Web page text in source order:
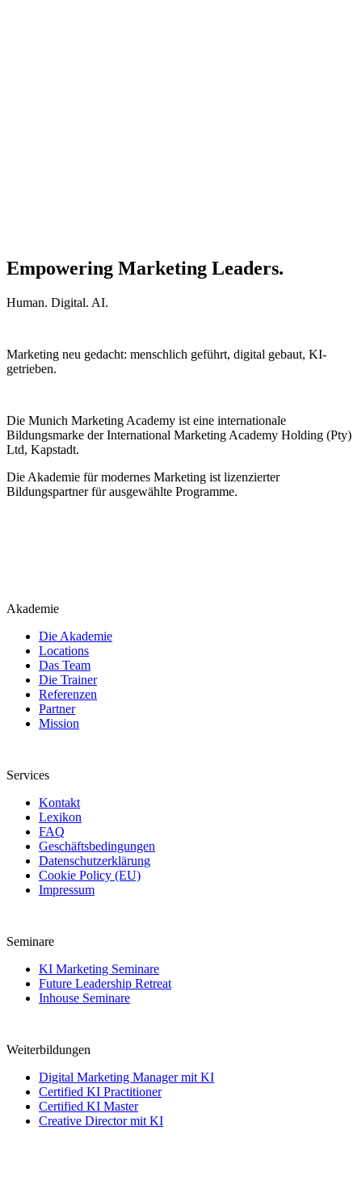
Empowering Marketing Leaders.
Human. Digital. AI.
Marketing neu gedacht: menschlich geführt, digital gebaut, KI-
getrieben.
Die Munich Marketing Academy ist eine internationale
Bildungsmarke der International Marketing Academy Holding (Pty)
Ltd, Kapstadt.
Die Akademie für modernes Marketing ist lizenzierter
Bildungspartner für ausgewählte Programme.
Akademie
Die Akademie
Locations
Das Team
Die Trainer
Referenzen
Partner
Mission
Services
Kontakt
Lexikon
FAQ
Geschäftsbedingungen
Datenschutzerklärung
Cookie Policy (EU)
Impressum
Seminare
KI Marketing Seminare
Future Leadership Retreat
Inhouse Seminare
Weiterbildungen
Digital Marketing Manager mit KI
Certified KI Practitioner
Certified KI Master
Creative Director mit KI